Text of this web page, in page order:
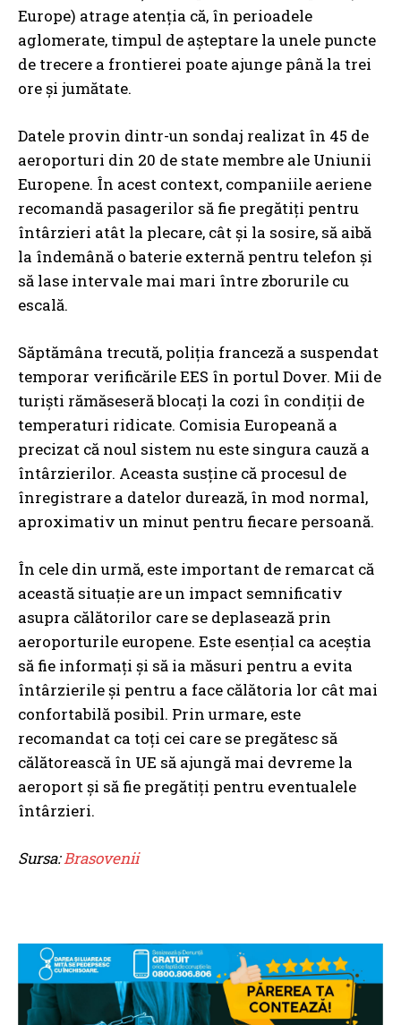
Europe) atrage atenția că, în perioadele
aglomerate, timpul de așteptare la unele puncte
de trecere a frontierei poate ajunge până la trei
ore și jumătate.
Datele provin dintr-un sondaj realizat în 45 de
aeroporturi din 20 de state membre ale Uniunii
Europene. În acest context, companiile aeriene
recomandă pasagerilor să fie pregătiți pentru
întârzieri atât la plecare, cât și la sosire, să aibă
la îndemână o baterie externă pentru telefon și
să lase intervale mai mari între zborurile cu
escală.
Săptămâna trecută, poliția franceză a suspendat
temporar verificările EES în portul Dover. Mii de
turiști rămăseseră blocați la cozi în condiții de
temperaturi ridicate. Comisia Europeană a
precizat că noul sistem nu este singura cauză a
întârzierilor. Aceasta susține că procesul de
înregistrare a datelor durează, în mod normal,
aproximativ un minut pentru fiecare persoană.
În cele din urmă, este important de remarcat că
această situație are un impact semnificativ
asupra călătorilor care se deplasează prin
aeroporturile europene. Este esențial ca aceștia
să fie informați și să ia măsuri pentru a evita
întârzierile și pentru a face călătoria lor cât mai
confortabilă posibil. Prin urmare, este
recomandat ca toți cei care se pregătesc să
călătorească în UE să ajungă mai devreme la
aeroport și să fie pregătiți pentru eventualele
întârzieri.
Sursa:Brasovenii